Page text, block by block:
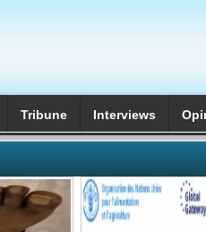
Tribune Interviews